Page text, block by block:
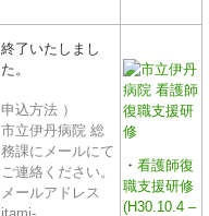
終了いたしまし
た。
申込方法 ）
市立伊丹病院 総
務課にメールにて
ご連絡ください。
メールアドレス
・ 看護師復
職支援研修
(H30.10.4 –